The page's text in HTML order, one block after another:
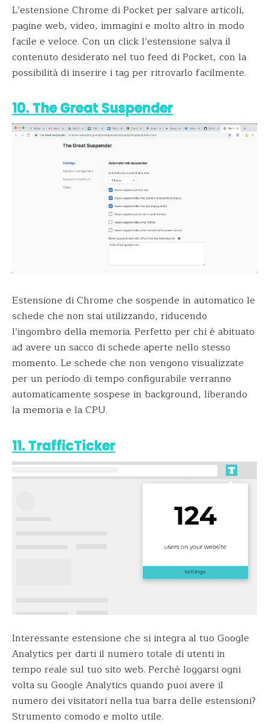
L’estensione Chrome di Pocket per salvare articoli,
pagine web, video, immagini e molto altro in modo
facile e veloce. Con un click l’estensione salva il
contenuto desiderato nel tuo feed di Pocket, con la
possibilità di inserire i tag per ritrovarlo facilmente.
10. The Great Suspender
Estensione di Chrome che sospende in automatico le
schede che non stai utilizzando, riducendo
l’ingombro della memoria. Perfetto per chi è abituato
ad avere un sacco di schede aperte nello stesso
momento. Le schede che non vengono visualizzate
per un periodo di tempo configurabile verranno
automaticamente sospese in background, liberando
la memoria e la CPU.
11. TrafficTicker
Interessante estensione che si integra al tuo Google
Analytics per darti il numero totale di utenti in
tempo reale sul tuo sito web. Perchè loggarsi ogni
volta su Google Analytics quando puoi avere il
numero dei visitatori nella tua barra delle estensioni?
Strumento comodo e molto utile.